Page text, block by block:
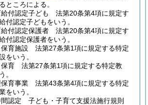
ところによる。
給付認定子ども 法第20条第4項に規定す
付認定子どもをいう。
給付認定保護者 法第20条第4項に規定す
付認定保護者をいう。
保育施設 法第27条第1項に規定する特定
をいう。
保育 法第27条第1項に規定する特定教
。
保育事業 法第43条第4項に規定する特定
をいう。
認定 子ども・子育て支援法施行規則